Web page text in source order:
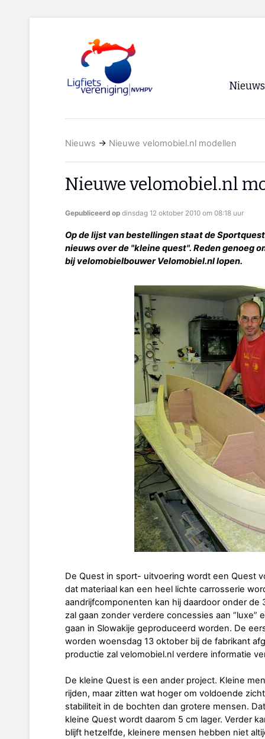
Nieuws
Nieuws → Nieuwe velomobiel.nl modellen
Nieuwe velomobiel.nl
Gepubliceerd op dinsdag 12 oktober 2010 om 08:18 uur
Op de lijst van bestellingen staat de
nieuws over de "kleine quest". Reden genoeg
bij velomobielbouwer Velomobiel.nl lopen.
De Quest in sport- uitvoering wordt een Quest
dat materiaal kan een heel lichte carrosserie
aandrijfcomponenten kan hij daardoor onder de
zal gaan zonder verdere concessies aan “luxe”
gaan in Slowakije geproduceerd worden. De
worden woensdag 13 oktober bij de fabrikant
productie zal velomobiel.nl verdere informatie
De kleine Quest is een ander project. Kleine
rijden, maar zitten wat hoger om voldoende
stabiliteit in de bochten dan grotere mensen.
kleine Quest wordt daarom 5 cm lager. Verder
blijft hetzelfde, kleinere mensen hebben niet